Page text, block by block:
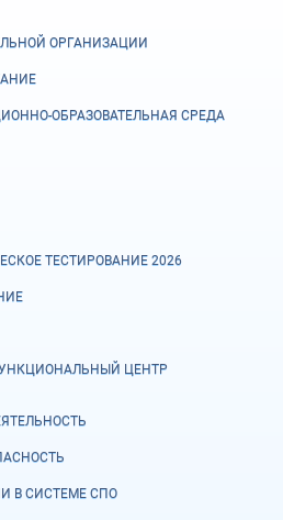
ОРГАНИЗАЦИИ
ОБРАЗОВАТЕЛЬНАЯ СРЕДА
ТЕСТИРОВАНИЕ 2026
ЦЕНТР
В СИСТЕМЕ СПО